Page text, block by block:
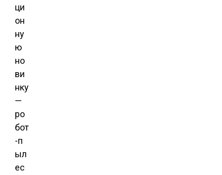
ци
он
ну
ю
но
ви
нку
—
ро
бот
-п
ыл
ес